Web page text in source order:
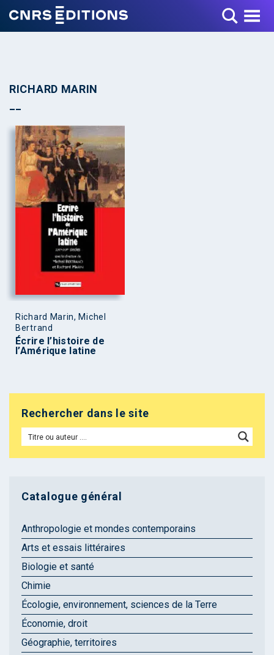
Toggle Menu
RICHARD MARIN
Richard Marin, Michel
Bertrand
Écrire l’histoire de
l’Amérique latine
Rechercher dans le site
Catalogue général
Anthropologie et mondes contemporains
Arts et essais littéraires
Biologie et santé
Chimie
Écologie, environnement, sciences de la Terre
Économie, droit
Géographie, territoires